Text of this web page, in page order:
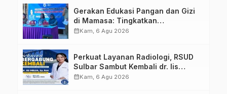
Gerakan Edukasi Pangan dan Gizi
di Mamasa: Tingkatkan
Pengetahuan dan Keterampilan
calendar_monthKam, 6 Agu 2026
Perkuat Layanan Radiologi, RSUD
Sulbar Sambut Kembali dr. Iis
Imelda, Sp.Rad
calendar_monthKam, 6 Agu 2026